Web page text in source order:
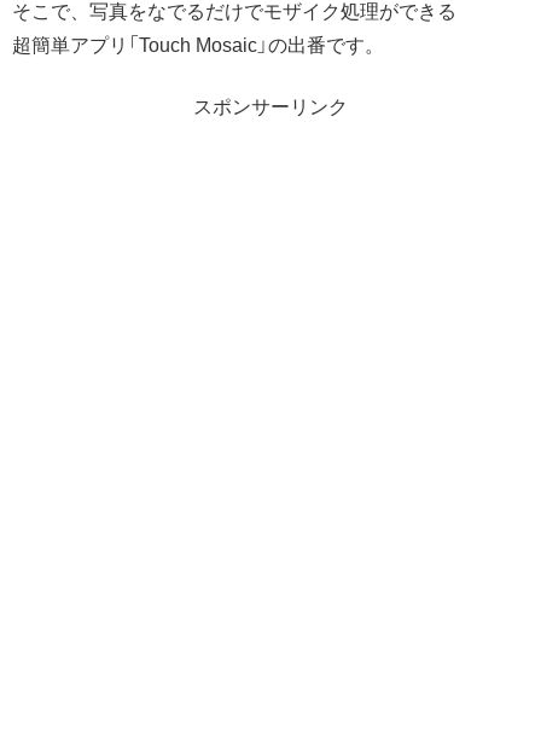
そこで、写真をなでるだけでモザイク処理ができる
超簡単アプリ「Touch Mosaic」の出番です。
スポンサーリンク